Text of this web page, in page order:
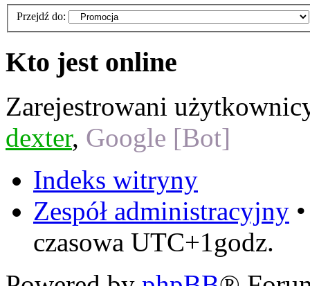
Przejdź do:
Kto jest online
Zarejestrowani
dexter, Google [Bot]
Indeks witryny
Zespół administracyjny
czasowa UTC+1godz.